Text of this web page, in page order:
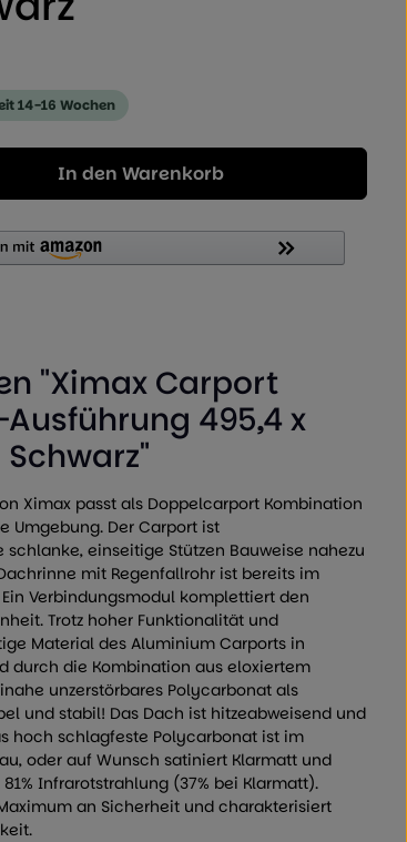
14-16 Wochen
den gewünschten Wert
In den Warenkorb
"Ximax Carport
495,4 x
Ximax passt als Doppelcarport Kombination
Umgebung. Der Carport ist
einseitige Stützen Bauweise nahezu
mit Regenfallrohr ist bereits im
Verbindungsmodul komplettiert den
Trotz hoher Funktionalität und
Material des Aluminium Carports in
durch die Kombination aus eloxiertem
unzerstörbares Polycarbonat als
und stabil! Das Dach ist hitzeabweisend und
hoch schlagfeste Polycarbonat ist im
oder auf Wunsch satiniert Klarmatt und
Infrarotstrahlung (37% bei Klarmatt).
an Sicherheit und charakterisiert